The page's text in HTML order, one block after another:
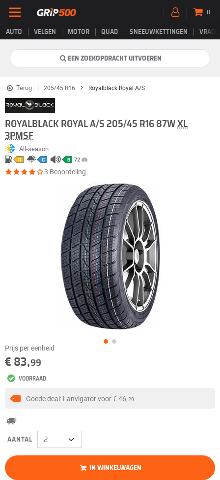
AUTO VELGEN MOTOR QUAD SNEEUWKETTINGEN
0
EEN ZOEKOPDRACHT UITVOEREN
Terug 205/45 R16 Royalblack Royal A/S
ROYALBLACK ROYAL A/S 205/45 R16 87W XL
3PMSF
All-season
D C B 72 db
3 Beoordeling
Prijs per eenheid
€ 83,99
VOORRAAD
Goede deal: Lanvigator voor€ 46,29
AANTAL
IN WINKELWAGEN